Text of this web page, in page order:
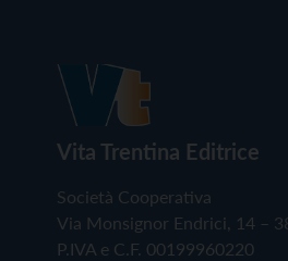
Vita Trentina Editrice
Società Cooperativa
Via Monsignor Endrici, 14 –
P.IVA e C.F. 00199960220